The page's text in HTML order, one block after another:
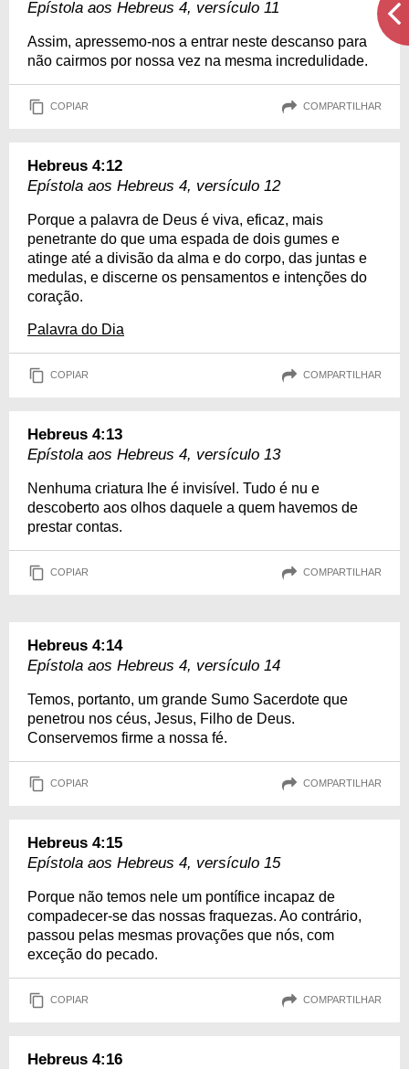
Epístola aos Hebreus 4, versículo 11
Assim, apressemo-nos a entrar neste descanso para
não cairmos por nossa vez na mesma incredulidade.
COPIAR COMPARTILHAR
Hebreus 4:12
Epístola aos Hebreus 4, versículo 12
Porque a palavra de Deus é viva, eficaz, mais
penetrante do que uma espada de dois gumes e
atinge até a divisão da alma e do corpo, das juntas e
medulas, e discerne os pensamentos e intenções do
coração.
Palavra do Dia
COPIAR COMPARTILHAR
Hebreus 4:13
Epístola aos Hebreus 4, versículo 13
Nenhuma criatura lhe é invisível. Tudo é nu e
descoberto aos olhos daquele a quem havemos de
prestar contas.
COPIAR COMPARTILHAR
Hebreus 4:14
Epístola aos Hebreus 4, versículo 14
Temos, portanto, um grande Sumo Sacerdote que
penetrou nos céus, Jesus, Filho de Deus.
Conservemos firme a nossa fé.
COPIAR COMPARTILHAR
Hebreus 4:15
Epístola aos Hebreus 4, versículo 15
Porque não temos nele um pontífice incapaz de
compadecer-se das nossas fraquezas. Ao contrário,
passou pelas mesmas provações que nós, com
exceção do pecado.
COPIAR COMPARTILHAR
Hebreus 4:16